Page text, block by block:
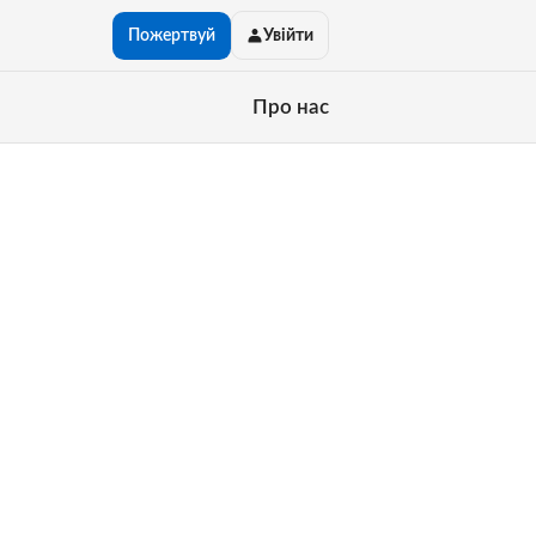
Пожертвуй Увійти
Про нас